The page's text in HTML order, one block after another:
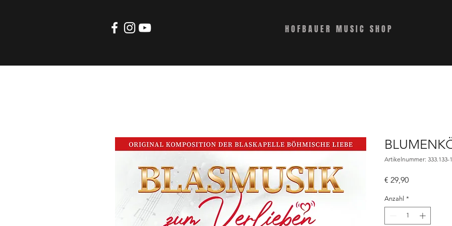
HOFBAUER MUSIC SHOP
Artikelnummer: 333.133-
€ 29,90Preis
Anzahl *